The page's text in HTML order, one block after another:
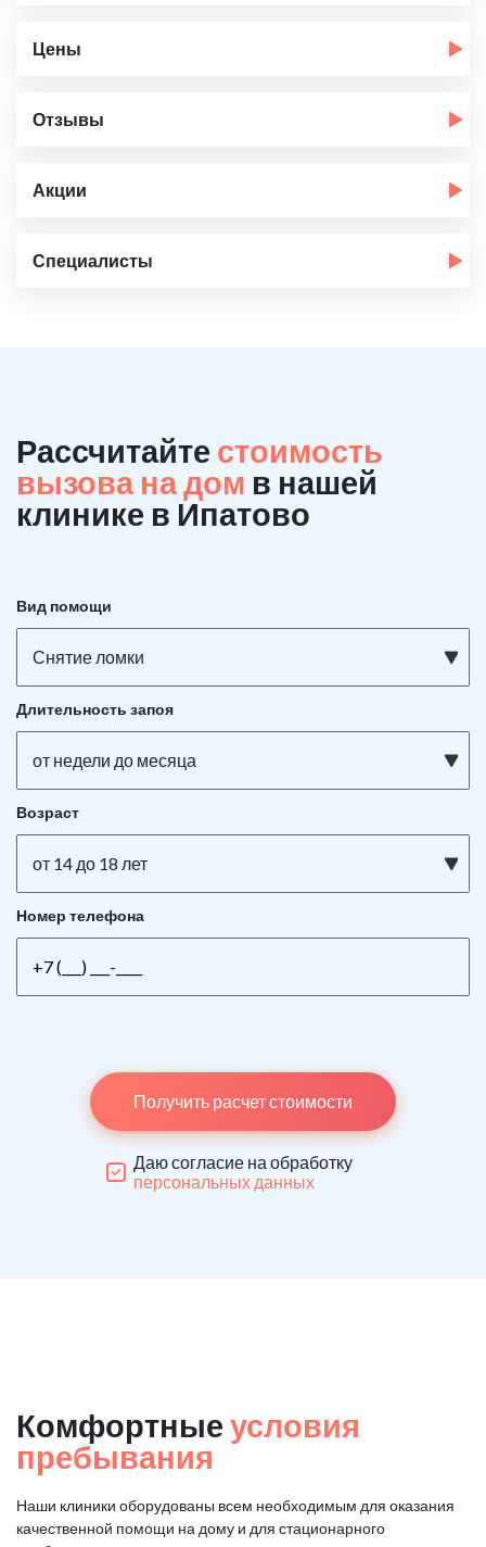
Цены
Отзывы
Акции
Специалисты
Рассчитайте стоимость
вызова на дом в нашей
клинике в Ипатово
Вид помощи
Снятие ломки
Длительность запоя
от недели до месяца
Возраст
от 14 до 18 лет
Номер телефона
Получить расчет стоимости
Даю согласие на обработку
персональных данных
Комфортные условия
пребывания
Наши клиники оборудованы всем необходимым для оказания
качественной помощи на дому и для стационарного